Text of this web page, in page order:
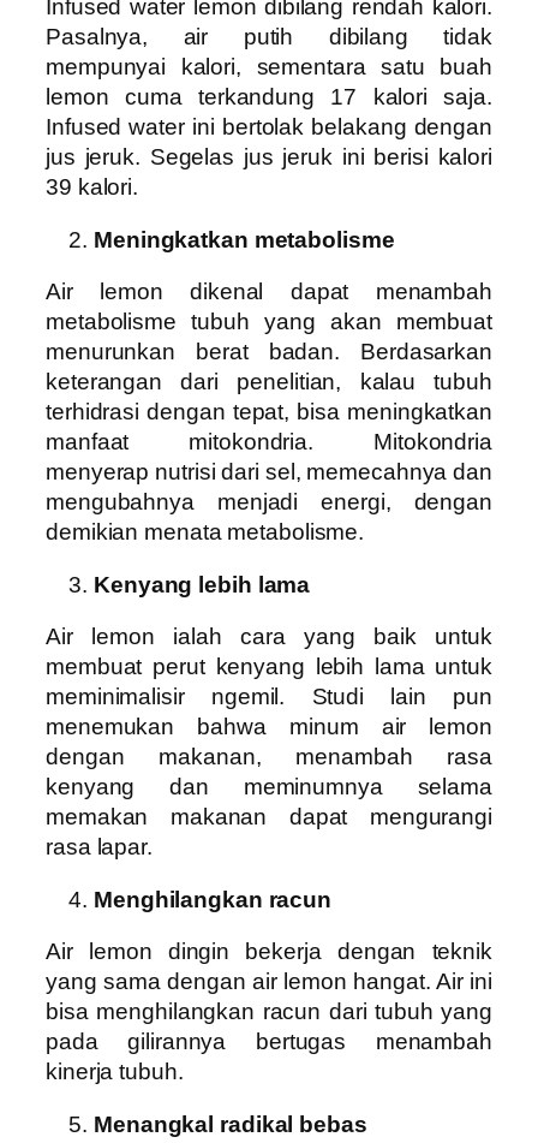
Infused water lemon dibilang rendah kalori.
Pasalnya, air putih dibilang tidak
mempunyai kalori, sementara satu buah
lemon cuma terkandung 17 kalori saja.
Infused water ini bertolak belakang dengan
jus jeruk. Segelas jus jeruk ini berisi kalori
39 kalori.
Meningkatkan metabolisme
Air lemon dikenal dapat menambah
metabolisme tubuh yang akan membuat
menurunkan berat badan. Berdasarkan
keterangan dari penelitian, kalau tubuh
terhidrasi dengan tepat, bisa meningkatkan
manfaat mitokondria. Mitokondria
menyerap nutrisi dari sel, memecahnya dan
mengubahnya menjadi energi, dengan
demikian menata metabolisme.
Kenyang lebih lama
Air lemon ialah cara yang baik untuk
membuat perut kenyang lebih lama untuk
meminimalisir ngemil. Studi lain pun
menemukan bahwa minum air lemon
dengan makanan, menambah rasa
kenyang dan meminumnya selama
memakan makanan dapat mengurangi
rasa lapar.
Menghilangkan racun
Air lemon dingin bekerja dengan teknik
yang sama dengan air lemon hangat. Air ini
bisa menghilangkan racun dari tubuh yang
pada gilirannya bertugas menambah
kinerja tubuh.
Menangkal radikal bebas